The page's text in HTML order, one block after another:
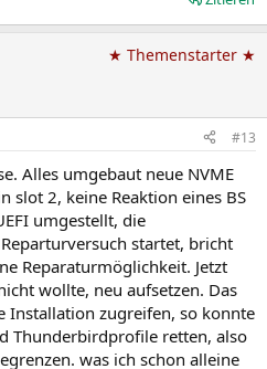
★ Themenstarter ★
#13
Alles umgebaut neue NVME
slot 2, keine Reaktion eines BS
umgestellt, die
startet, bricht
Reparaturmöglichkeit. Jetzt
wollte, neu aufsetzen. Das
Installation zugreifen, so konnte
Thunderbirdprofile retten, also
was ich schon alleine